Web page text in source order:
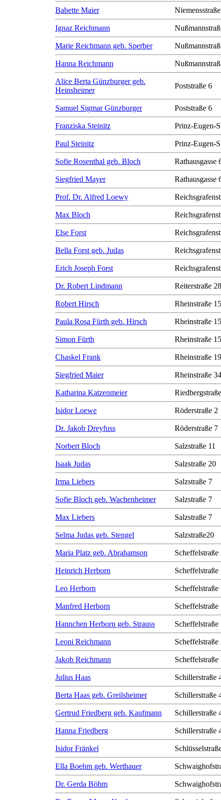
Babette Maier
Ignaz Reichmann
Marie Reichmann geb. Sperber
Hanna Reichmann
Alice Berta Günzburger geb.
Heinsheimer
Poststraße 6
Samuel Sigmar Günzburger Poststraße 6
Franziska Steinitz Prinz-Eugen-
Paul Steinitz Prinz-Eugen-
Sofie Rosenthal geb. Bloch Rathausgasse
Siegfried Mayer Rathausgasse
Prof. Dr. Alfred Loewy
Max Bloch
Else Forst
Bella Forst geb. Judas
Erich Joseph Forst
Dr. Robert Lindmann Reiterstraße 28
Robert Hirsch Rheinstraße 15
Paula Rosa Fürth geb. Hirsch Rheinstraße 15
Simon Fürth Rheinstraße 15
Chaskel Frank Rheinstraße 19
Siegfried Maier Rheinstraße 34
Katharina Katzenmeier
Isidor Loewe Röderstraße 2
Dr. Jakob Dreyfuss Röderstraße 7
Norbert Bloch Salzstraße 11
Isaak Judas Salzstraße 20
Irma Liebers Salzstraße 7
Sofie Bloch geb. Wachenheimer Salzstraße 7
Max Liebers Salzstraße 7
Selma Judas geb. Stengel Salzstraße20
Maria Platz geb. Abrahamson Scheffelstraße
Heinrich Herborn Scheffelstraße
Leo Herborn Scheffelstraße
Manfred Herborn Scheffelstraße
Hannchen Herborn geb. Strauss Scheffelstraße
Leoni Reichmann Scheffelstraße
Jakob Reichmann Scheffelstraße
Julius Haas Schillerstraße
Berta Haas geb. Greilsheimer Schillerstraße
Gertrud Friedberg geb. Kaufmann Schillerstraße
Hanna Friedberg Schillerstraße
Isidor Fränkel
Ella Boehm geb. Werthauer
Dr. Gerda Böhm